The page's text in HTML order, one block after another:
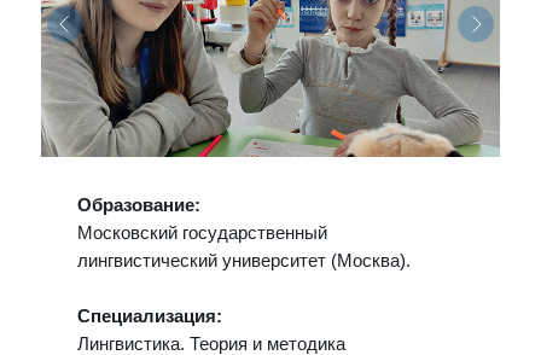
Образование:
Московский государственный
лингвистический университет (Москва).
Специализация:
Лингвистика. Теория и методика